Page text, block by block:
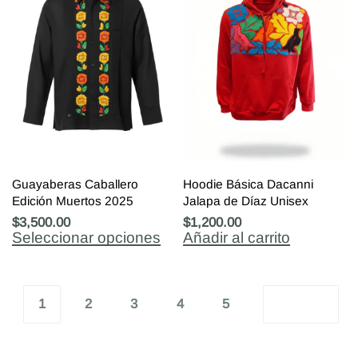
Guayaberas Caballero
Edición Muertos 2025
$3,500.00
Seleccionar opciones
Hoodie Básica Dacanni
Jalapa de Díaz Unisex
$1,200.00
Añadir al carrito
1 2 3 4 5